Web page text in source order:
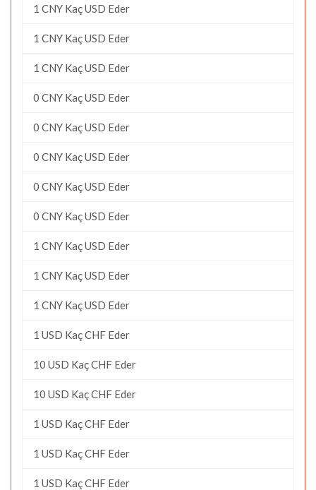
1 CNY Kaç USD Eder
1 CNY Kaç USD Eder
1 CNY Kaç USD Eder
0 CNY Kaç USD Eder
0 CNY Kaç USD Eder
0 CNY Kaç USD Eder
0 CNY Kaç USD Eder
0 CNY Kaç USD Eder
1 CNY Kaç USD Eder
1 CNY Kaç USD Eder
1 CNY Kaç USD Eder
1 USD Kaç CHF Eder
10 USD Kaç CHF Eder
10 USD Kaç CHF Eder
1 USD Kaç CHF Eder
1 USD Kaç CHF Eder
1 USD Kaç CHF Eder